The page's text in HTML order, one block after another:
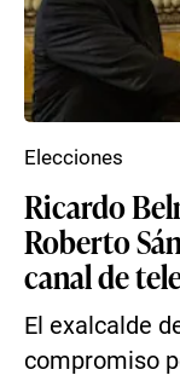
Ricardo
Roberto
canal de
El exalcalde
compromiso
Elecciones